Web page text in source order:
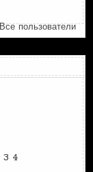
Все пользователи
3 4